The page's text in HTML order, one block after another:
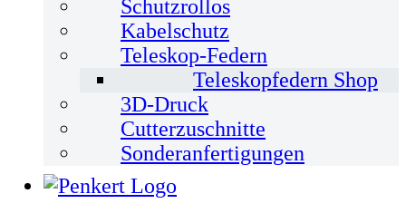
Schutzrollos
Kabelschutz
Teleskop-Federn
Teleskopfedern Shop
3D-Druck
Cutterzuschnitte
Sonderanfertigungen